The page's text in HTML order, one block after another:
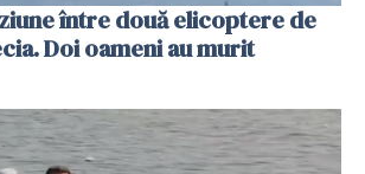
între două elicoptere de
Doi oameni au murit